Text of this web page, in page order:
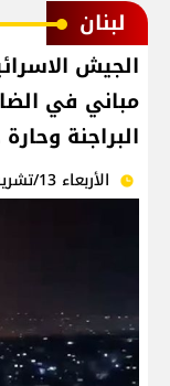
لبنان
الجيش
مباني في
البراجنة
الأربعاء 13/تشرين الثاني/2024 - 11:42 م